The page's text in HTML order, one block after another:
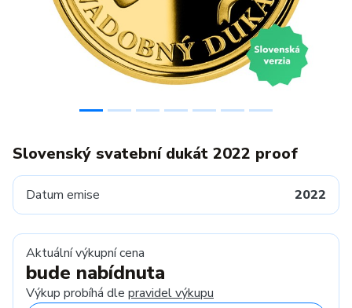
Slovenský svatební dukát 2022 proof
Datum emise 2022
Aktuální výkupní cena
bude nabídnuta
Výkup probíhá dle pravidel výkupu